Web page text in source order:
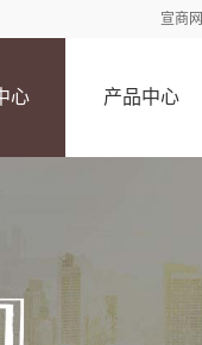
宣商网
心 产品中心